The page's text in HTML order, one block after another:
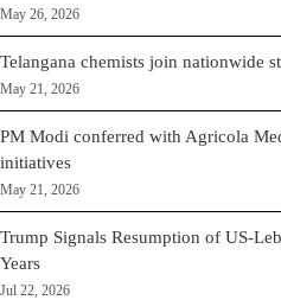
May 26, 2026
Telangana chemists join nationwide
May 21, 2026
PM Modi conferred with Agricola
initiatives
May 21, 2026
Trump Signals Resumption of US-
Years
Jul 22, 2026